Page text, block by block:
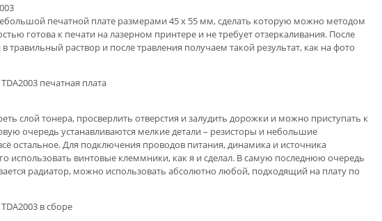
печатной плате размерами 45 х 55 мм, сделать которую можно методом
готова к печати на лазерном принтере и не требует отзеркаливания. После
травильный раствор и после травления получаем такой результат, как на фото
печатная плата
слой тонера, просверлить отверстия и залудить дорожки и можно приступать к
очередь устанавливаются мелкие детали – резисторы и небольшие
остальное. Для подключения проводов питания, динамика и источника
использовать винтовые клеммники, как я и сделал. В самую последнюю очередь
радиатор, можно использовать абсолютно любой, подходящий на плату по
в сборе